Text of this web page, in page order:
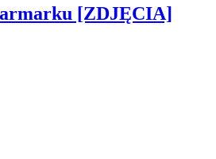
[ZDJĘCIA]